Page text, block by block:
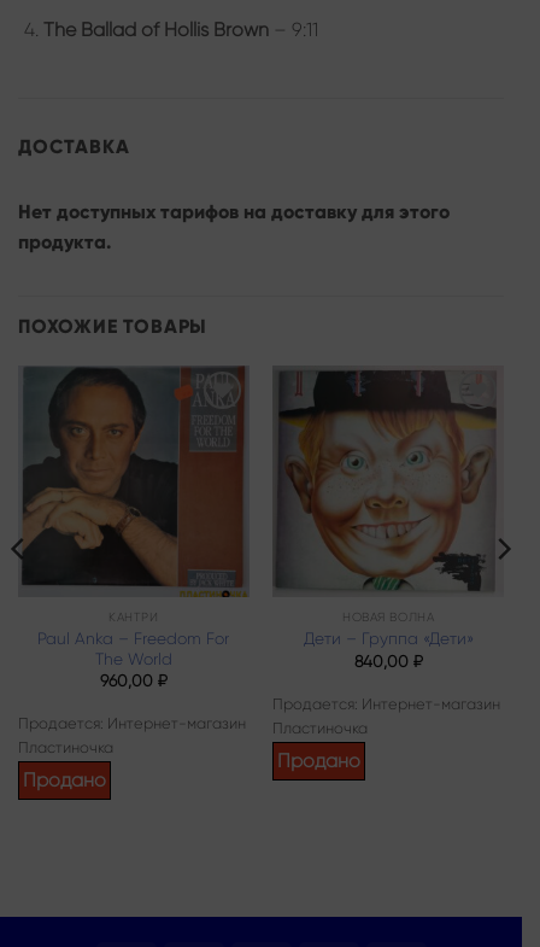
The Ballad of Hollis Brown– 9:11
ДОСТАВКА
Нет доступных тарифов на доставку для этого
продукта.
ПОХОЖИЕ ТОВАРЫ
Add to
wishlist
КАНТРИ
Paul Anka – Freedom For
The World
960,00 ₽
Продается: Интернет-магазин
Пластиночка
Продано
Add to
НОВАЯ ВОЛНА
Дети – Группа «Дети»
840,00 ₽
Продается: Интернет-магазин
Пластиночка
Продано